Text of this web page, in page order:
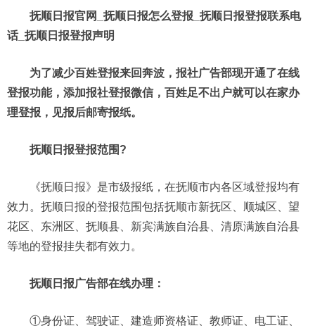
抚顺日报官网_抚顺日报怎么登报_抚顺日报登报联系电
话_抚顺日报登报声明
为了减少百姓登报来回奔波，报社广告部现开通了在线
登报功能，添加报社登报微信，百姓足不出户就可以在家办
理登报，见报后邮寄报纸。
抚顺日报登报范围?
《抚顺日报》是市级报纸，在抚顺市内各区域登报均有
效力。抚顺日报的登报范围包括抚顺市新抚区、顺城区、望
花区、东洲区、抚顺县、新宾满族自治县、清原满族自治县
等地的登报挂失都有效力。
抚顺日报广告部在线办理：
①身份证、驾驶证、建造师资格证、教师证、电工证、